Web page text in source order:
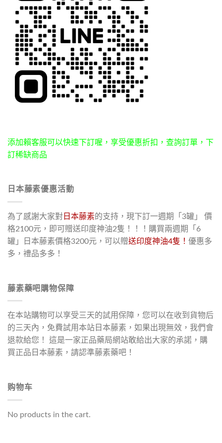
添加賴客服可以快速下訂喔，享受優惠折扣，查詢訂單，下
訂稀缺商品
日本藤素優惠活動
為了感謝大家對 日本藤素的支持，現下訂一週期「3罐」 價
格2100元，即可贈送印度神油2隻！！！購買兩週期「6
罐」日本藤素價格3200元，可以贈送印度神油4隻！ 優惠多
多，禮品多多！
藤素藥吧購物保障
在本站購物可以享受三天的試用保障，您可以在收到貨物后
的三天內，免費試用本站日本藤素，如果出現無效，我們會
退款給您！ 這是一家正品藥局網站敢給出大家的承諾，購
買正品日本藤素，請認準藤素藥吧！
购物车
No products in the cart.